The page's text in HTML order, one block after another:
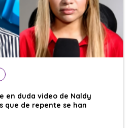
en duda video de Naldy
que de repente se han